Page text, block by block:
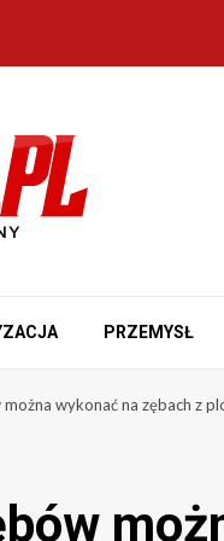
PRZEMYSŁ
wykonać na zębach z